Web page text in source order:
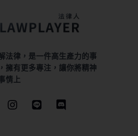
法律，是一件高生產力的事
擁有更多專注，讓你將精神
情上